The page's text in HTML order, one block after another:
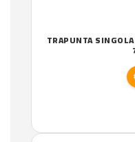
TRAPUNTA